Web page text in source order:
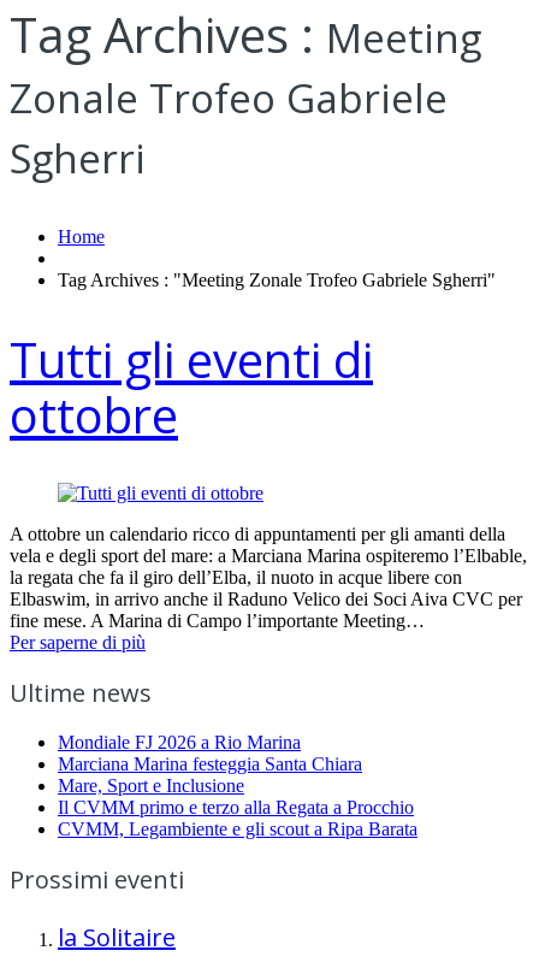
Tag Archives : Meeting
Zonale Trofeo Gabriele
Sgherri
Home
Tag Archives : "Meeting Zonale Trofeo Gabriele Sgherri"
Tutti gli eventi di
ottobre
A ottobre un calendario ricco di appuntamenti per gli amanti della
vela e degli sport del mare: a Marciana Marina ospiteremo l’Elbable,
la regata che fa il giro dell’Elba, il nuoto in acque libere con
Elbaswim, in arrivo anche il Raduno Velico dei Soci Aiva CVC per
fine mese. A Marina di Campo l’importante Meeting…
Per saperne di più
Ultime news
Mondiale FJ 2026 a Rio Marina
Marciana Marina festeggia Santa Chiara
Mare, Sport e Inclusione
Il CVMM primo e terzo alla Regata a Procchio
CVMM, Legambiente e gli scout a Ripa Barata
Prossimi eventi
la Solitaire